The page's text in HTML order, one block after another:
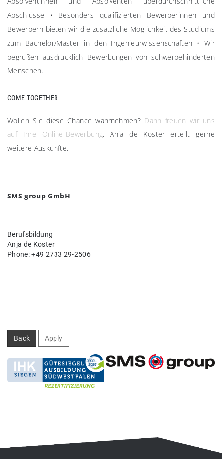
Abschlüsse • Besonders qualifizierten Bewerberinnen und
Bewerbern bieten wir die zusätzliche Möglichkeit des Studiums
zum Bachelor/Master in den Ingenieurwissenschaften • Wir
begrüßen ausdrücklich Bewerbungen von schwerbehinderten
Menschen.
COME TOGETHER​
Wollen Sie diese Chance wahrnehmen? Dann freuen wir uns
auf Ihre Online-Bewerbung. Anja de Koster erteilt gerne
weitere Auskünfte.
SMS group GmbH
Berufsbildung
Anja de Koster
Phone: +49 2733 29-2506
Back Apply